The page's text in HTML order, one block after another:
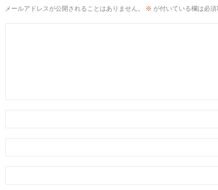
メールアドレスが公開されることはありません。
※ が付いている欄は必